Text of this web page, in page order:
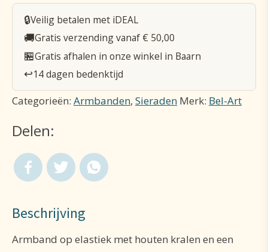
elastiek
Maria
Hout
aantal
🔒Veilig betalen met iDEAL
🚚Gratis verzending vanaf € 50,00
🏪Gratis afhalen in onze winkel in Baarn
↩️14 dagen bedenktijd
Categorieën: Armbanden, Sieraden Merk: Bel-Art
Delen:
Beschrijving
Armband op elastiek met houten kralen en een